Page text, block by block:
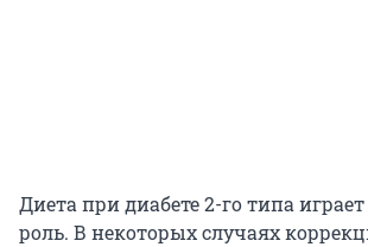
Диета при диабете 2-го типа
роль. В некоторых случаях